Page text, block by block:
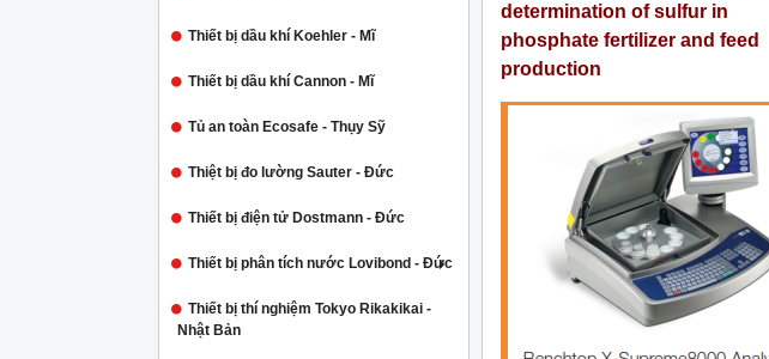
Thiết bị dầu khí Koehler - Mĩ
Thiết bị dầu khí Cannon - Mĩ
Tủ an toàn Ecosafe - Thụy Sỹ
Thiệt bị đo lường Sauter - Đức
Thiết bị điện tử Dostmann - Đức
Thiết bị phân tích nước Lovibond - Đức
Thiết bị thí nghiệm Tokyo Rikakikai -
Nhật Bản
determination of sulfur in
phosphate fertilizer and feed
production